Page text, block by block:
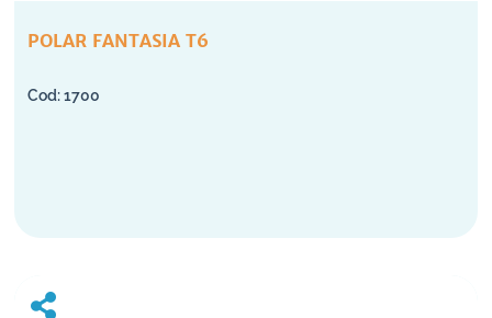
POLAR FANTASIA T6
1700